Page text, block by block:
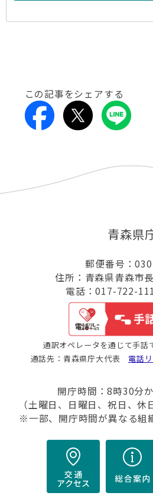
この記事をシェアする
青森県
郵便番号：
住所：青森県青森市
電話：017-722-
通訳オペレータを通じて手話
通話先：青森県庁大代表 電話
開庁時間：8時30分
（土曜日、日曜日、祝日、休
※一部、開庁時間が異なる組